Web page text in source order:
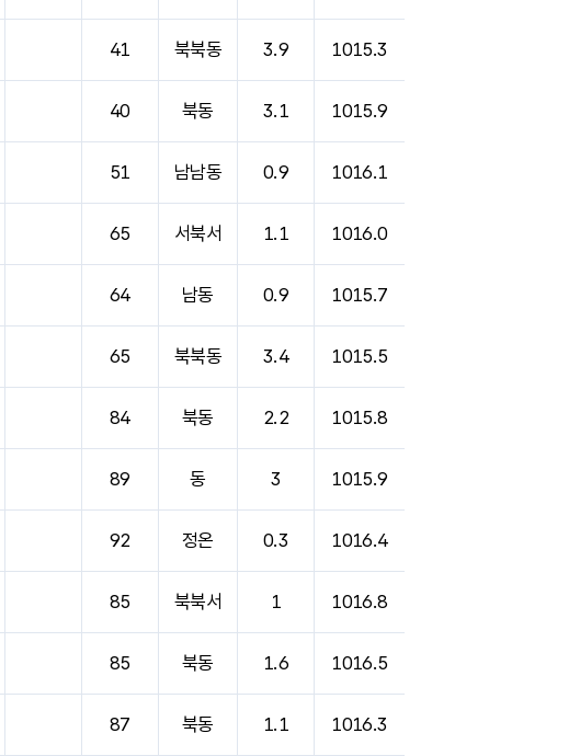
41 북북동 3.9 1015.3
40 북동 3.1 1015.9
51 남남동 0.9 1016.1
65 서북서 1.1 1016.0
64 남동 0.9 1015.7
65 북북동 3.4 1015.5
84 북동 2.2 1015.8
89 동 3 1015.9
92 정온 0.3 1016.4
85 북북서 1 1016.8
85 북동 1.6 1016.5
87 북동 1.1 1016.3